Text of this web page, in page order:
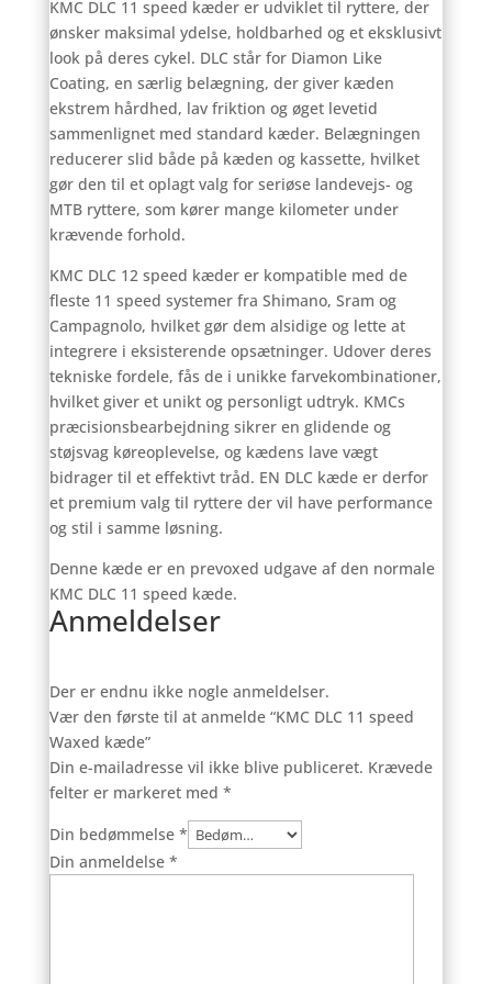
KMC DLC 11 speed kæder er udviklet til ryttere, der
ønsker maksimal ydelse, holdbarhed og et eksklusivt
look på deres cykel. DLC står for Diamon Like
Coating, en særlig belægning, der giver kæden
ekstrem hårdhed, lav friktion og øget levetid
sammenlignet med standard kæder. Belægningen
reducerer slid både på kæden og kassette, hvilket
gør den til et oplagt valg for seriøse landevejs- og
MTB ryttere, som kører mange kilometer under
krævende forhold.
KMC DLC 12 speed kæder er kompatible med de
fleste 11 speed systemer fra Shimano, Sram og
Campagnolo, hvilket gør dem alsidige og lette at
integrere i eksisterende opsætninger. Udover deres
tekniske fordele, fås de i unikke farvekombinationer,
hvilket giver et unikt og personligt udtryk. KMCs
præcisionsbearbejdning sikrer en glidende og
støjsvag køreoplevelse, og kædens lave vægt
bidrager til et effektivt tråd. EN DLC kæde er derfor
et premium valg til ryttere der vil have performance
og stil i samme løsning.
Denne kæde er en prevoxed udgave af den normale
KMC DLC 11 speed kæde.
Anmeldelser
Der er endnu ikke nogle anmeldelser.
Vær den første til at anmelde “KMC DLC 11 speed
Waxed kæde”
Din e-mailadresse vil ikke blive publiceret. Krævede
felter er markeret med *
Din bedømmelse *
Din anmeldelse *